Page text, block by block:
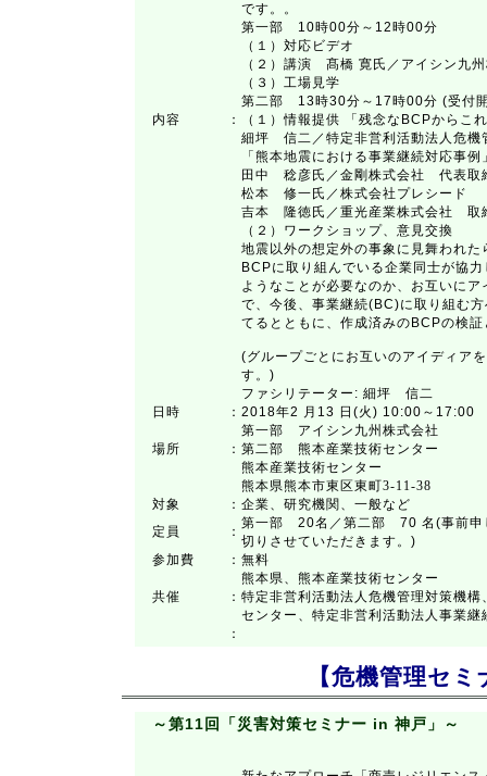
です。。
第一部 10時00分～12時00分
（１）対応ビデオ
（２）講演 髙橋 寛氏／アイシン九
（３）工場見学
第二部 13時30分～17時00分 (受付
内容
：
（１）情報提供 「残念なBCPからこ
細坪 信二／特定非営利活動法人
「熊本地震における事業継続対応事例
田中 稔彦氏／金剛株式会社 代表取
松本 修一氏／株式会社プレシード
吉本 隆徳氏／重光産業株式会社
（２）ワークショップ、意見交換
地震以外の想定外の事象に見舞われ
BCPに取り組んでいる企業同士が協
ようなことが必要なのか、お互いに
で、今後、事業継続(BC)に取り組む
てるとともに、作成済みのBCPの検
(グループごとにお互いのアイディア
す。)
ファシリテーター: 細坪 信二
日時
： 2018年2 月13 日(火) 10:00～17:00
場所 ：
第一部 アイシン九州株式会社
第二部 熊本産業技術センター
熊本産業技術センター
熊本県熊本市東区東町3-11-38
対象
： 企業、研究機関、一般など
定員
：
第一部 20名／第二部 70 名(事前申
切りさせていただきます。)
参加費
： 無料
共催 ：
熊本県、熊本産業技術センター
特定非営利活動法人危機管理対策機
センター、特定非営利活動法人事業継
：
【危機管理セミ
～第11回「災害対策セミナー in 神戸」～